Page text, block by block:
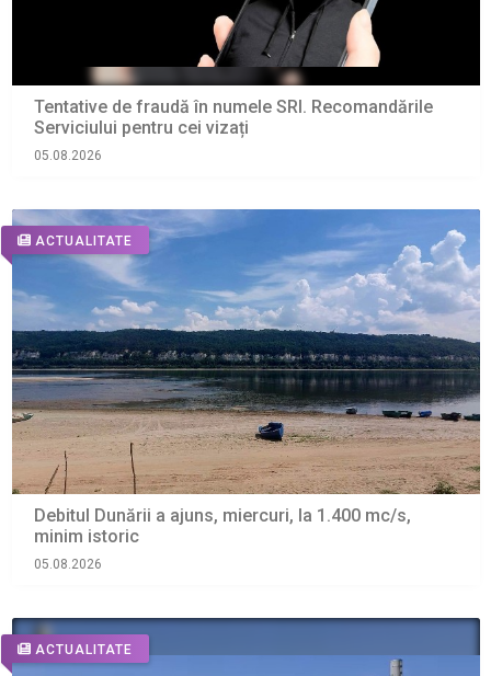
Tentative de fraudă în numele SRI. Recomandările
Serviciului pentru cei vizați
05.08.2026
ACTUALITATE
Debitul Dunării a ajuns, miercuri, la 1.400 mc/s,
minim istoric
05.08.2026
ACTUALITATE